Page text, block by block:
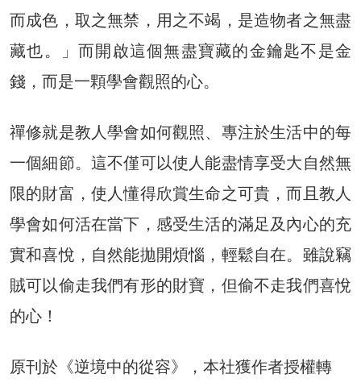
而成色，取之無禁，用之不竭，是造物者之無盡
藏也。」而開啟這個無盡寶藏的金鑰匙不是金
錢，而是一顆學會觀照的心。
禪修就是教人學會如何觀照、專注於生活中的每
一個細節。這不僅可以使人能盡情享受大自然無
限的財富，使人懂得欣賞生命之可貴，而且教人
學會如何活在當下，感受生活的滿足及內心的充
實和喜悅，自然能拋開煩惱，輕鬆自在。雖說竊
賊可以偷走我們有形的財寶，但偷不走我們喜悅
的心！
原刊於《逆境中的從容》，本社獲作者授權轉